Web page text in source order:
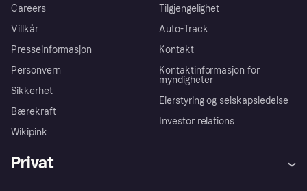
Careers
Villkår
Presseinformasjon
Personvern
Sikkerhet
Bærekraft
Wikipink
Tilgjengelighet
Auto-Track
Kontakt
Kontaktinformasjon for
myndigheter
Eierstyring og selskapsledelse
Investor relations
Privat